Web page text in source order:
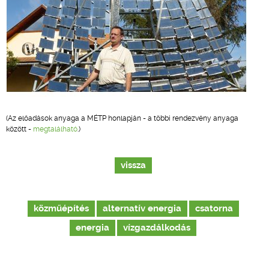
(Az előadások anyaga a MÉTP honlapján - a többi rendezvény anyaga
között - megtalálható.)
vissza
közműépítés alternatív energia
csatorna
energia
vízgazdálkodás